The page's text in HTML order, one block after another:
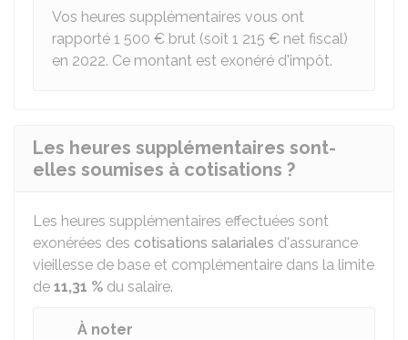
Vos heures supplémentaires vous ont
rapporté 1 500 € brut (soit 1 215 € net fiscal)
en 2022. Ce montant est exonéré d'impôt.
Les heures supplémentaires sont-
elles soumises à cotisations ?
Les heures supplémentaires effectuées sont
exonérées des cotisations salariales d'assurance
vieillesse de base et complémentaire dans la limite
de 11,31 % du salaire.
À noter